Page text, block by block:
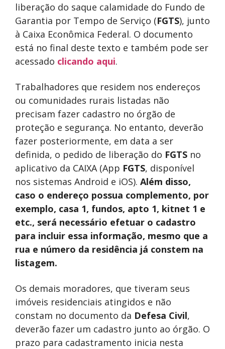
liberação do saque calamidade do Fundo de
Garantia por Tempo de Serviço (FGTS), junto
à Caixa Econômica Federal. O documento
está no final deste texto e também pode ser
acessado clicando aqui.
Trabalhadores que residem nos endereços
ou comunidades rurais listadas não
precisam fazer cadastro no órgão de
proteção e segurança. No entanto, deverão
fazer posteriormente, em data a ser
definida, o pedido de liberação do FGTS no
aplicativo da CAIXA (App FGTS, disponível
nos sistemas Android e iOS). Além disso,
caso o endereço possua complemento, por
exemplo, casa 1, fundos, apto 1, kitnet 1 e
etc., será necessário efetuar o cadastro
para incluir essa informação, mesmo que a
rua e número da residência já constem na
listagem.
Os demais moradores, que tiveram seus
imóveis residenciais atingidos e não
constam no documento da Defesa Civil,
deverão fazer um cadastro junto ao órgão. O
prazo para cadastramento inicia nesta